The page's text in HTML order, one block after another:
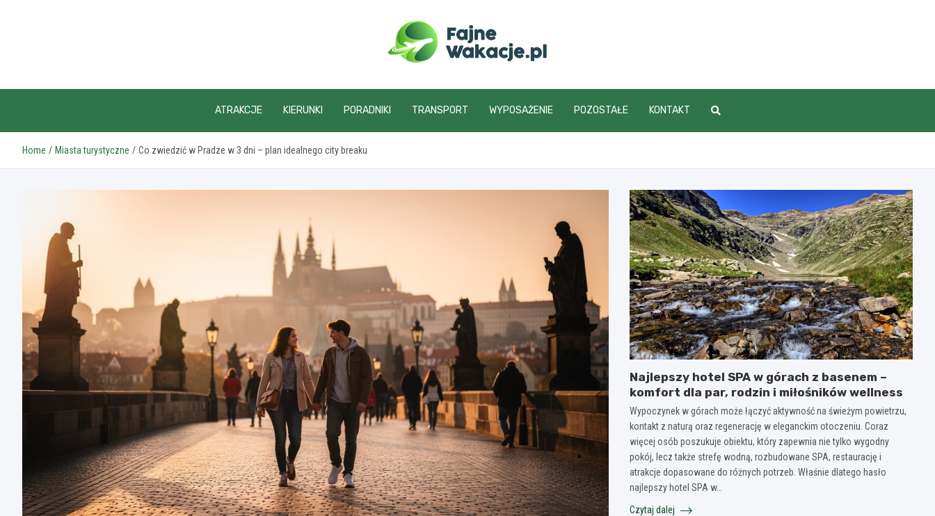
fajnewakacje.pl
ATRAKCJE KIERUNKI PORADNIKI TRANSPORT WYPOSAŻENIE POZOSTAŁE KONTAKT
Home Miasta turystyczne Co zwiedzić w Pradze w 3 dni – plan idealnego city breaku
Najlepszy hotel SPA w górach z basenem –
komfort dla par, rodzin i miłośników wellness
Wypoczynek w górach może łączyć aktywność na świeżym powietrzu,
kontakt z naturą oraz regenerację w eleganckim otoczeniu. Coraz
więcej osób poszukuje obiektu, który zapewnia nie tylko wygodny
pokój, lecz także strefę wodną, rozbudowane SPA, restaurację i
atrakcje dopasowane do różnych potrzeb. Właśnie dlatego hasło
najlepszy hotel SPA w…
Czytaj dalej